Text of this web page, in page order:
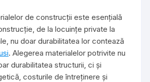
de construcții este esențială
de la locuințe private la
nu doar durabilitatea lor contează
. Alegerea materialelor potrivite nu
durabilitatea structurii, ci și
costurile de întreținere și